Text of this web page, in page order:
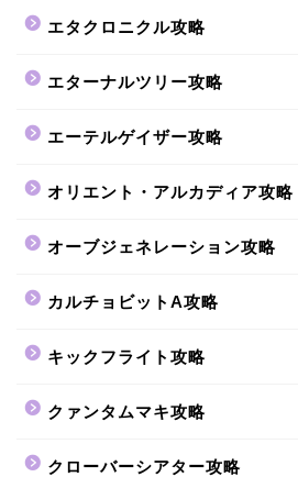
エタクロニクル攻略
エターナルツリー攻略
エーテルゲイザー攻略
オリエント・アルカディア攻略
オーブジェネレーション攻略
カルチョビットA攻略
キックフライト攻略
クァンタムマキ攻略
クローバーシアター攻略